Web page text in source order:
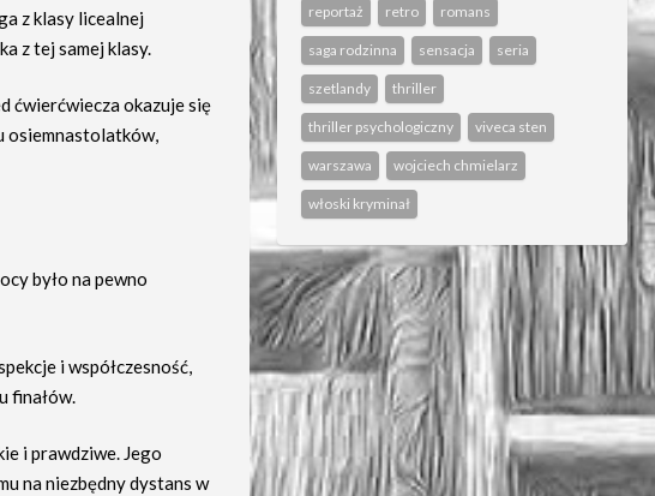
z klasy licealnej
z tej samej klasy.
ćwierćwiecza okazuje się
osiemnastolatków,
było na pewno
i współczesność,
finałów.
i prawdziwe. Jego
na niezbędny dystans w
reportaż retro romans
saga rodzinna sensacja seria
szetlandy thriller
thriller psychologiczny viveca sten
warszawa wojciech chmielarz
włoski kryminał